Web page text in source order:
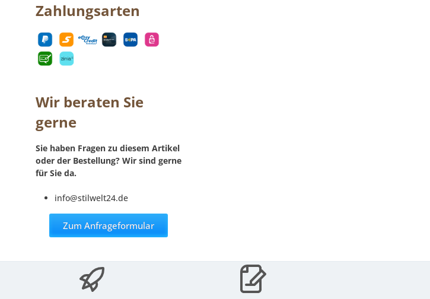
Zahlungsarten
Wir beraten Sie
gerne
Sie haben Fragen zu diesem Artikel
oder der Bestellung? Wir sind gerne
für Sie da.
info@stilwelt24.de
Zum Anfrageformular